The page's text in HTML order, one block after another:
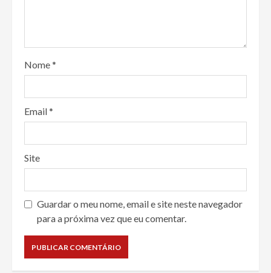
Nome*
Email*
Site
Guardar o meu nome, email e site neste navegador
para a próxima vez que eu comentar.